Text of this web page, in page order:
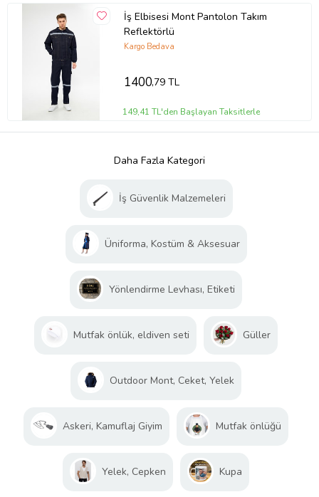
İş Elbisesi Mont Pantolon Takım
Reflektörlü
Kargo Bedava
1400,79 TL
149,41 TL'den Başlayan Taksitlerle
Daha Fazla Kategori
İş Güvenlik Malzemeleri
Üniforma, Kostüm & Aksesuar
Yönlendirme Levhası, Etiketi
Mutfak önlük, eldiven seti Güller
Outdoor Mont, Ceket, Yelek
Askeri, Kamuflaj Giyim Mutfak önlüğü
Yelek, Cepken Kupa